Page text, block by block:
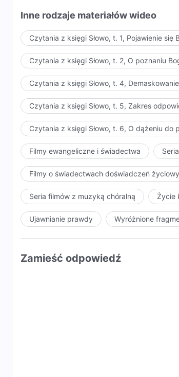
twoje rzeczywiste posłuszeństwo
błogosławieństwa? Oszukujecie i
istotę. Stawiacie siebie w takiej
zgodności z niejasnym Bogiem i
Czy wasze złe uczynki nie zasłużą na
kto jest niezgodny z Chrystusem, nie
którzy pozostają z Chrystusem w
błogosławieństwa za swoją wiarę w
którzy są zgodni z Chrystusem. Choć
pozostawię ludzkości. Ostatecznie
zabrać ludzkość do tego pięknego
Inne rodzaje materiałów wideo
Czytania z księgi Słowo, t. 1, Pojawienie się
Czytania z księgi Słowo, t. 2, O poznaniu
Czytania z księgi Słowo, t. 4,
Czytania z księgi Słowo, t. 5, Zakres
Czytania z księgi Słowo, t. 6, O dążeniu do
Filmy ewangeliczne i świadectwa
Filmy o świadectwach doświadczeń
Seria filmów z muzyką chóralną Życie
Ujawnianie prawdy Wyróżnione
Zamieść odpowiedź